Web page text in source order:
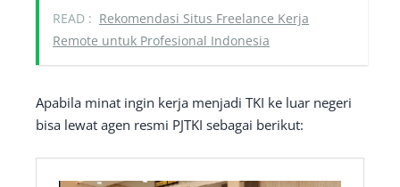
READ : Rekomendasi Situs Freelance Kerja
Remote untuk Profesional Indonesia
Apabila minat ingin kerja menjadi TKI ke luar negeri
bisa lewat agen resmi PJTKI sebagai berikut: